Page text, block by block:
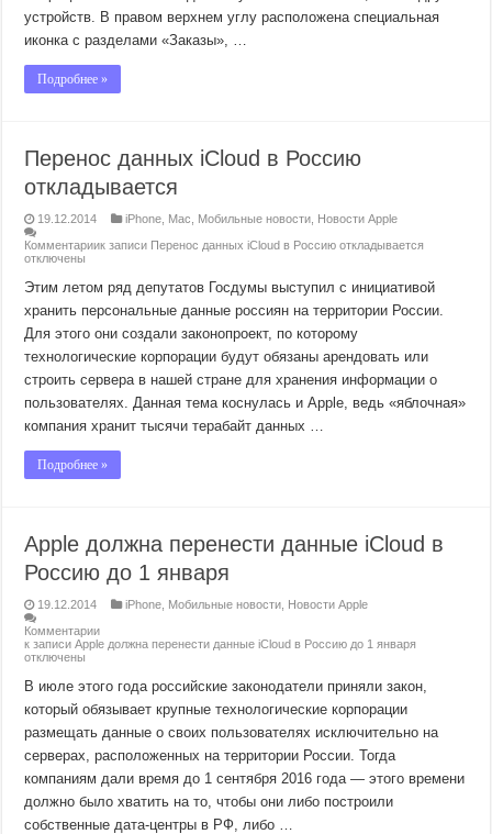
устройств. В правом верхнем углу расположена специальная
иконка с разделами «Заказы», …
Подробнее »
Перенос данных iCloud в Россию
откладывается
19.12.2014 iPhone Mac Мобильные новости Новости Apple
Комментариик записи Перенос данных iCloud в Россию откладывается
отключены
Этим летом ряд депутатов Госдумы выступил с инициативой
хранить персональные данные россиян на территории России.
Для этого они создали законопроект, по которому
технологические корпорации будут обязаны арендовать или
строить сервера в нашей стране для хранения информации о
пользователях. Данная тема коснулась и Apple, ведь «яблочная»
компания хранит тысячи терабайт данных …
Подробнее »
Apple должна перенести данные iCloud в
Россию до 1 января
19.12.2014 iPhone Мобильные новости Новости Apple
Комментарии
к записи Apple должна перенести данные iCloud в Россию до 1 января
отключены
В июле этого года российские законодатели приняли закон,
который обязывает крупные технологические корпорации
размещать данные о своих пользователях исключительно на
серверах, расположенных на территории России. Тогда
компаниям дали время до 1 сентября 2016 года — этого времени
должно было хватить на то, чтобы они либо построили
собственные дата-центры в РФ, либо …